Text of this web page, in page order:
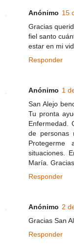
Anónimo 15
Gracias
fiel santo
estar en mi
Responder
Anónimo 1
San Alejo
Tu pronta
Enfermedad.
de personas
situaciones.
María.
Responder
Anónimo 2
Gracias San
Responder